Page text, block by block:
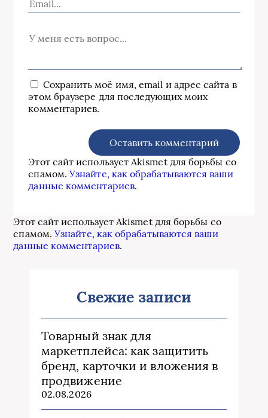
Сохранить моё имя, email и адрес сайта в
этом браузере для последующих моих
комментариев.
Этот сайт использует Akismet для борьбы со
спамом.Узнайте, как обрабатываются ваши
данные комментариев.
Этот сайт использует Akismet для борьбы со
спамом.Узнайте, как обрабатываются ваши
данные комментариев.
Свежие записи
Товарный знак для
маркетплейса: как защитить
бренд, карточки и вложения в
продвижение
02.08.2026